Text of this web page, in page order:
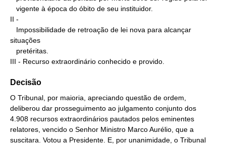
II -
situações
III - Recurso extraordinário conhecido e provido.
Decisão
O Tribunal, por maioria, apreciando questão de ordem,
deliberou dar prosseguimento ao julgamento conjunto dos
4.908 recursos extraordinários pautados pelos eminentes
relatores, vencido o Senhor Ministro Marco Aurélio, que a
suscitara. Votou a Presidente. E, por unanimidade, o Tribunal